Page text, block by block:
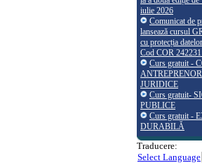
iulie 2026
Comunicat de
lansează cursul
cu protecția
Cod COR
Curs gratuit -
JURIDICE
Curs gratuit-
PUBLICE
Curs gratuit -
DURABILĂ
Traducere:
Select Language